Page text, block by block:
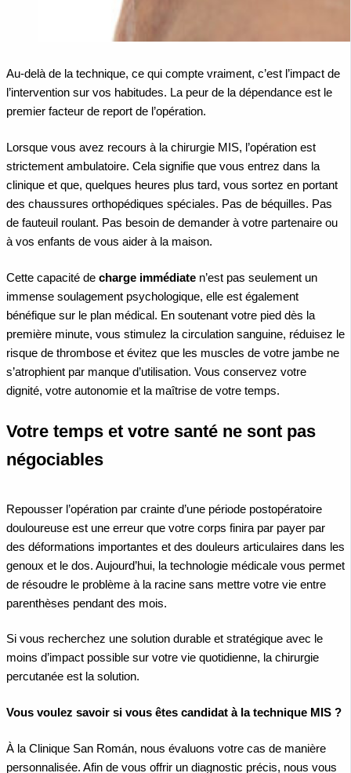
Au-delà de la technique, ce qui compte vraiment, c’est l’impact de
l’intervention sur vos habitudes. La peur de la dépendance est le
premier facteur de report de l’opération.
Lorsque vous avez recours à la chirurgie MIS, l’opération est
strictement ambulatoire. Cela signifie que vous entrez dans la
clinique et que, quelques heures plus tard, vous sortez en portant
des chaussures orthopédiques spéciales. Pas de béquilles. Pas
de fauteuil roulant. Pas besoin de demander à votre partenaire ou
à vos enfants de vous aider à la maison.
Cette capacité de charge immédiate n’est pas seulement un
immense soulagement psychologique, elle est également
bénéfique sur le plan médical. En soutenant votre pied dès la
première minute, vous stimulez la circulation sanguine, réduisez le
risque de thrombose et évitez que les muscles de votre jambe ne
s’atrophient par manque d’utilisation. Vous conservez votre
dignité, votre autonomie et la maîtrise de votre temps.
Votre temps et votre santé ne sont pas
négociables
Repousser l’opération par crainte d’une période postopératoire
douloureuse est une erreur que votre corps finira par payer par
des déformations importantes et des douleurs articulaires dans les
genoux et le dos. Aujourd’hui, la technologie médicale vous permet
de résoudre le problème à la racine sans mettre votre vie entre
parenthèses pendant des mois.
Si vous recherchez une solution durable et stratégique avec le
moins d’impact possible sur votre vie quotidienne, la chirurgie
percutanée est la solution.
Vous voulez savoir si vous êtes candidat à la technique MIS ?
À la Clinique San Román, nous évaluons votre cas de manière
personnalisée. Afin de vous offrir un diagnostic précis, nous vous